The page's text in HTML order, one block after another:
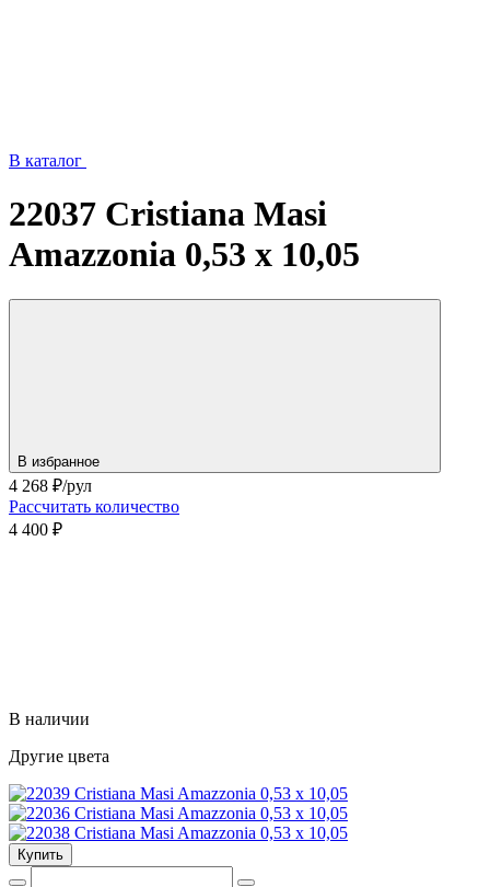
В каталог
22037 Cristiana Masi
Amazzonia 0,53 х 10,05
В избранное
4 268 ₽/рул
Рассчитать количество
4 400 ₽
В наличии
Другие цвета
Купить